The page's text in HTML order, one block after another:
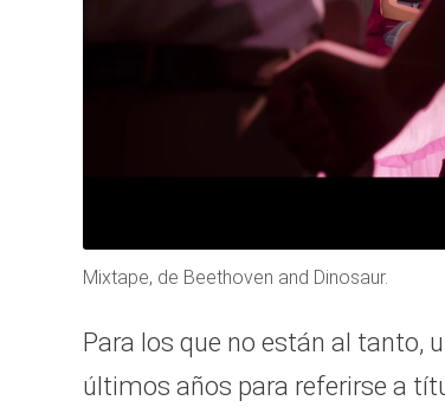
Mixtape, de Beethoven and Dinosaur.
Para los que no están al tanto,
últimos años para referirse a